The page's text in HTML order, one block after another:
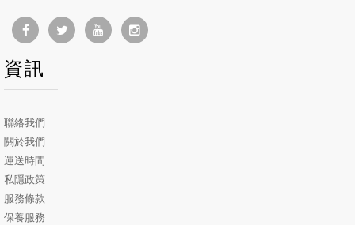
資訊
聯絡我們
關於我們
運送時間
私隱政策
服務條款
保養服務